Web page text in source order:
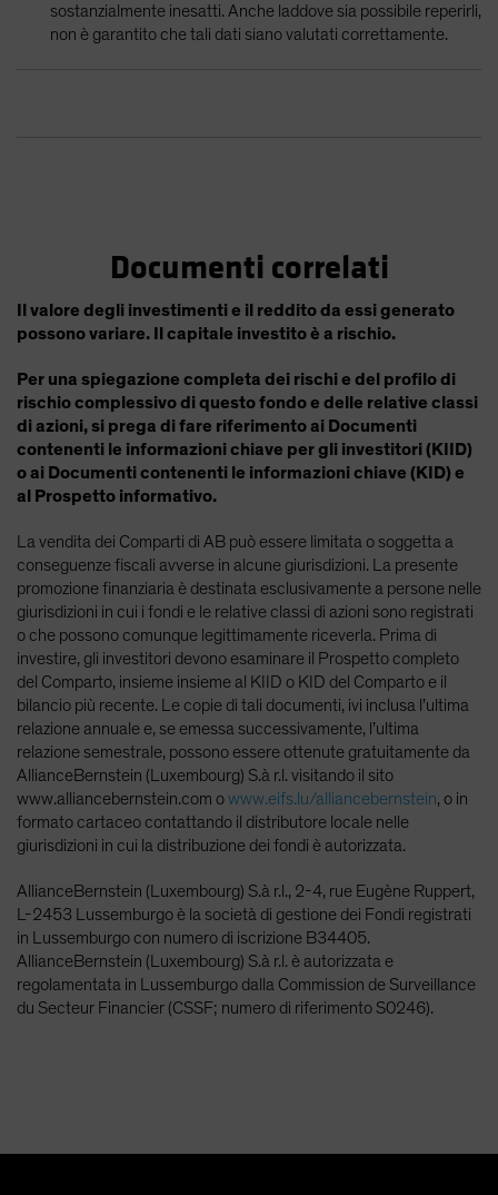
sostanzialmente inesatti. Anche laddove sia possibile reperirli,
non è garantito che tali dati siano valutati correttamente.
Documenti correlati
Il valore degli investimenti e il reddito da essi generato
possono variare. Il capitale investito è a rischio.
Per una spiegazione completa dei rischi e del profilo di
rischio complessivo di questo fondo e delle relative classi
di azioni, si prega di fare riferimento ai Documenti
contenenti le informazioni chiave per gli investitori (KIID)
o ai Documenti contenenti le informazioni chiave (KID) e
al Prospetto informativo.
La vendita dei Comparti di AB può essere limitata o soggetta a
conseguenze fiscali avverse in alcune giurisdizioni. La presente
promozione finanziaria è destinata esclusivamente a persone nelle
giurisdizioni in cui i fondi e le relative classi di azioni sono registrati
o che possono comunque legittimamente riceverla. Prima di
investire, gli investitori devono esaminare il Prospetto completo
del Comparto, insieme insieme al KIID o KID del Comparto e il
bilancio più recente. Le copie di tali documenti, ivi inclusa l’ultima
relazione annuale e, se emessa successivamente, l’ultima
relazione semestrale, possono essere ottenute gratuitamente da
AllianceBernstein (Luxembourg) S.à r.l. visitando il sito
www.alliancebernstein.com owww.eifs.lu/alliancebernstein, o in
formato cartaceo contattando il distributore locale nelle
giurisdizioni in cui la distribuzione dei fondi è autorizzata.
AllianceBernstein (Luxembourg) S.à r.l., 2-4, rue Eugène Ruppert,
L-2453 Lussemburgo è la società di gestione dei Fondi registrati
in Lussemburgo con numero di iscrizione B34405.
AllianceBernstein (Luxembourg) S.à r.l. è autorizzata e
regolamentata in Lussemburgo dalla Commission de Surveillance
du Secteur Financier (CSSF; numero di riferimento S0246).